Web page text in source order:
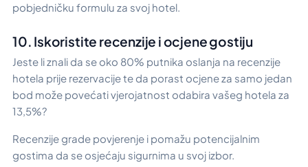
pobjedničku formulu za svoj hotel.
10. Iskoristite recenzije i ocjene gostiju
Jeste li znali da se oko 80% putnika oslanja na recenzije
hotela prije rezervacije te da porast ocjene za samo jedan
bod može povećati vjerojatnost odabira vašeg hotela za
13,5%?
Recenzije grade povjerenje i pomažu potencijalnim
gostima da se osjećaju sigurnima u svoj izbor.